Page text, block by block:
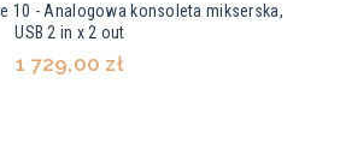
10 - Analogowa konsoleta mikserska,
USB 2 in x 2 out
1 729,00 zł